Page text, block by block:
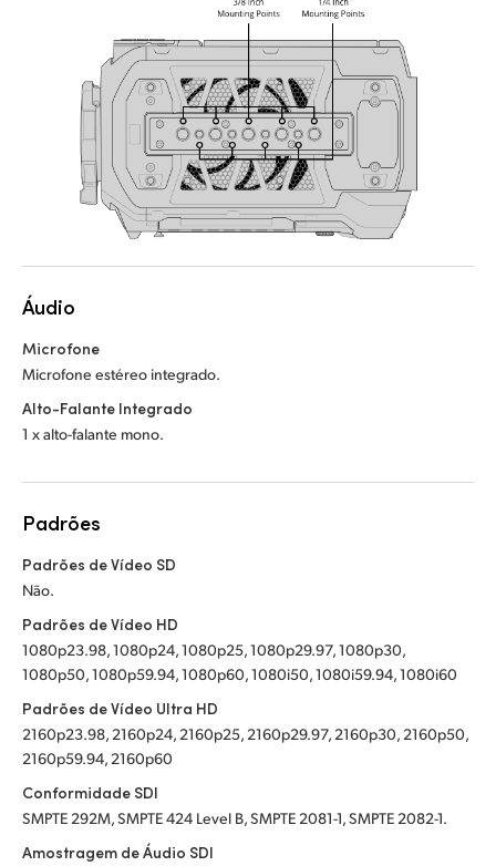
Áudio
Microfone
Microfone estéreo integrado.
Alto-Falante Integrado
1 x alto-falante mono.
Padrões
Padrões de Vídeo SD
Não.
Padrões de Vídeo HD
1080p23.98, 1080p24, 1080p25, 1080p29.97, 1080p30,
1080p50, 1080p59.94, 1080p60, 1080i50, 1080i59.94, 1080i60
Padrões de Vídeo Ultra HD
2160p23.98, 2160p24, 2160p25, 2160p29.97, 2160p30, 2160p50,
2160p59.94, 2160p60
Conformidade SDI
SMPTE 292M, SMPTE 424 Level B, SMPTE 2081-1, SMPTE 2082-1.
Amostragem de Áudio SDI